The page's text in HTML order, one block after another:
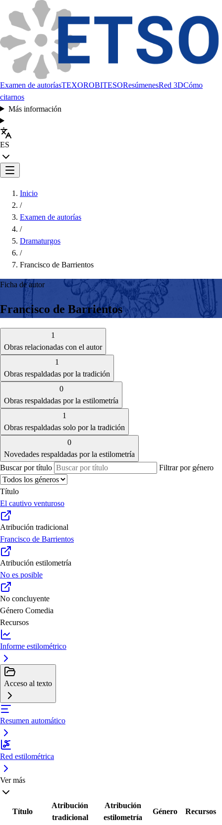
Examen de autoríasTEXOROBITESOResúmenesRed 3DCómo
citarnos
Más información
ES
Inicio
/
Examen de autorías
/
Dramaturgos
/
Francisco de Barrientos
Ficha de autor
Francisco de Barrientos
1
Obras relacionadas con el autor
1
Obras respaldadas por la tradición
0
Obras respaldadas por la estilometría
1
Obras respaldadas solo por la tradición
0
Novedades respaldadas por la estilometría
Buscar por título
Filtrar por género
Título
El cautivo venturoso
Atribución tradicional
Francisco de Barrientos
Atribución estilometría
No es posible
No concluyente
Género Comedia
Recursos
Informe estilométrico
Acceso al texto
Resumen automático
Red estilométrica
Ver más
Título
Atribución
tradicional
Atribución
estilometría
Género Recursos